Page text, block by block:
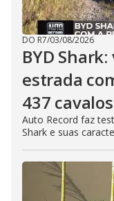
DO R7/03/08/2026
BYD
estrada
437 cavalos
Auto Record faz
Shark e suas